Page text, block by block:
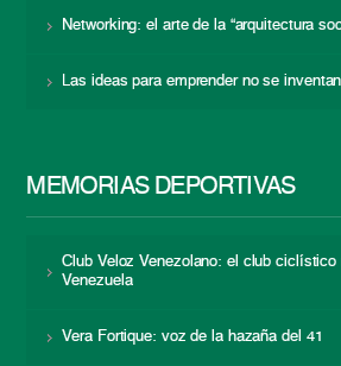
Networking: el arte de la “arquitectura
Las ideas para emprender no se
MEMORIAS DEPORTIVAS
Club Veloz Venezolano: el club ciclístico
Venezuela
Vera Fortique: voz de la hazaña del 41